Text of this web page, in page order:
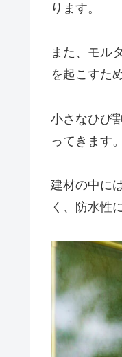
ります。
また、モル
を起こすた
小さなひび
ってきます。
建材の中に
く、防水性